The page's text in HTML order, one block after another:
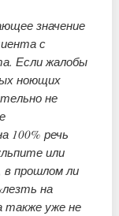
значение
с
Если жалобы
ноющих
не
100% речь
или
прошлом ли
на
также уже не